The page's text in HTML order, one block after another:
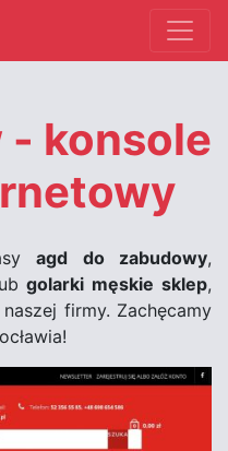
- konsole
agd do zabudowy,
golarki męskie sklep,
firmy. Zachęcamy